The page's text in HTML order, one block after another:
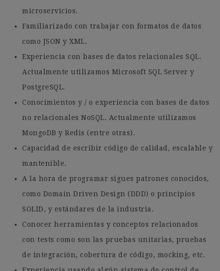
microservicios.
Familiarizado con trabajar con formatos de datos
como JSON y XML.
Experiencia con bases de datos relacionales SQL.
Actualmente utilizamos Microsoft SQL Server y
PostgreSQL.
Conocimientos y / o experiencia con bases de datos
no relacionales NoSQL. Actualmente utilizamos
MongoDB y Redis (entre otras).
Capacidad de escribir código de calidad, escalable y
mantenible.
A la hora de programar sigues patrones conocidos,
como Domain Driven Design (DDD) o principios
SOLID, y estándares de la industria.
Conocer herramientas y conceptos relacionados
con tests como son las pruebas unitarias, pruebas
de integración, cobertura de código, mocking, etc.